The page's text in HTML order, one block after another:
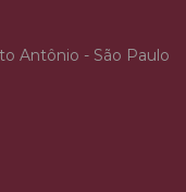
Antônio - São Paulo